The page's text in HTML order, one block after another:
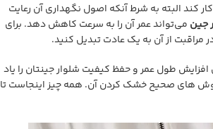
کند البته به شرط آنکه اصول نگهداری آن رعایت
جین می‌تواند عمر آن را به سرعت کاهش دهد. برای
مراقبت از آن به یک عادت تبدیل کنید.
طول عمر و حفظ کیفیت شلوار جینتان را یاد
روش های صحیح خشک کردن آن. همه چیز اینجاست تا